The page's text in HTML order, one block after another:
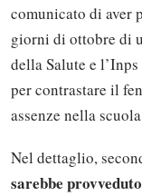
comunicato di aver
giorni di ottobre di
della Salute e
per contrastare il
assenze nella
Nel dettaglio,
sarebbe